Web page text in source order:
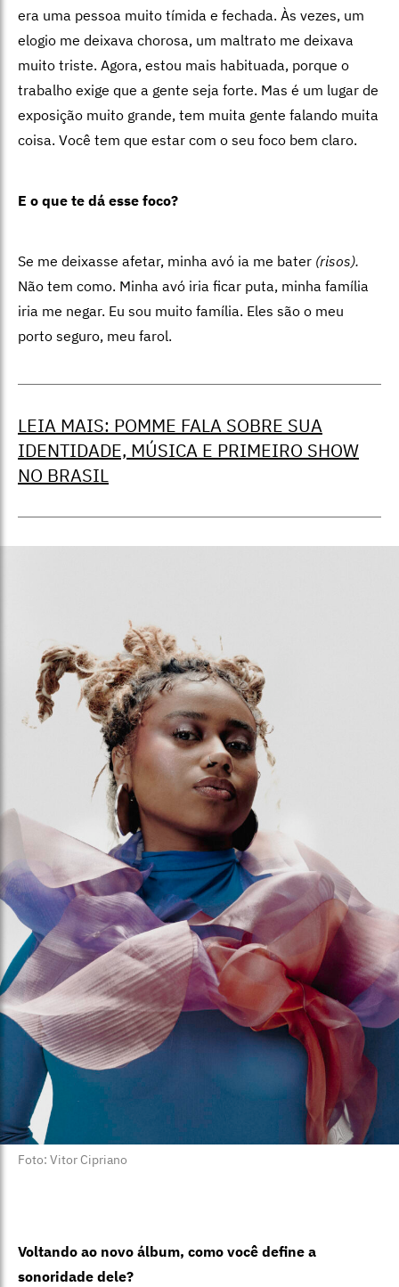
era uma pessoa muito tímida e fechada. Às vezes, um
elogio me deixava chorosa, um maltrato me deixava
muito triste. Agora, estou mais habituada, porque o
trabalho exige que a gente seja forte. Mas é um lugar de
exposição muito grande, tem muita gente falando muita
coisa. Você tem que estar com o seu foco bem claro.
E o que te dá esse foco?
Se me deixasse afetar, minha avó ia me bater (risos).
Não tem como. Minha avó iria ficar puta, minha família
iria me negar. Eu sou muito família. Eles são o meu
porto seguro, meu farol.
LEIA MAIS: POMME FALA SOBRE SUA
IDENTIDADE, MÚSICA E PRIMEIRO SHOW
NO BRASIL
Foto: Vitor Cipriano
Voltando ao novo álbum, como você define a
sonoridade dele?